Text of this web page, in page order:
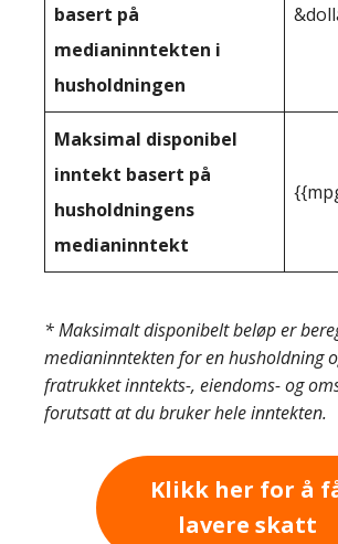
basert på
medianinntekten i
husholdningen
Maksimal disponibel
inntekt basert på
husholdningens
medianinntekt
* Maksimalt disponibelt beløp er
medianinntekten for en husholdning
fratrukket inntekts-, eiendoms- og
forutsatt at du bruker hele inntekten.
Klikk her for å
lavere skatt